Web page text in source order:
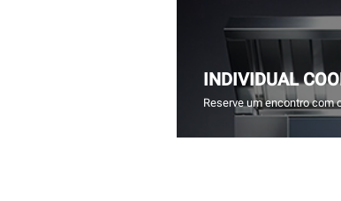
INDIVIDUAL
Reserve um encontro com